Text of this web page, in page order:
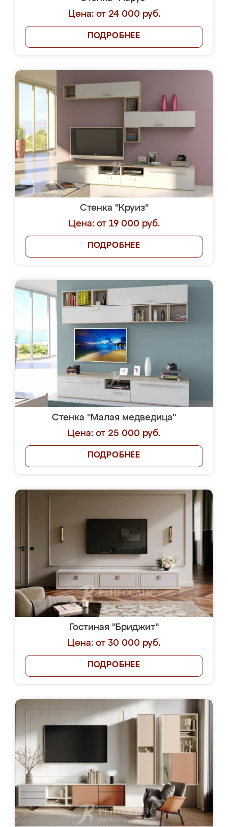
Цена: от 24 000 руб.
ПОДРОБНЕЕ
Стенка "Круиз"
Цена: от 19 000 руб.
ПОДРОБНЕЕ
Стенка "Малая медведица"
Цена: от 25 000 руб.
ПОДРОБНЕЕ
Гостиная "Бриджит"
Цена: от 30 000 руб.
ПОДРОБНЕЕ